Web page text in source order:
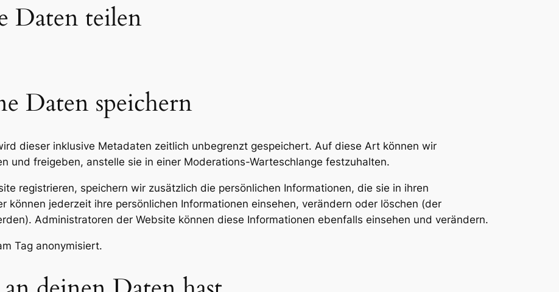
Daten teilen
Daten speichern
dieser inklusive Metadaten zeitlich unbegrenzt gespeichert. Auf diese Art können wir
und freigeben, anstelle sie in einer Moderations-Warteschlange festzuhalten.
registrieren, speichern wir zusätzlich die persönlichen Informationen, die sie in ihren
können jederzeit ihre persönlichen Informationen einsehen, verändern oder löschen (der
Administratoren der Website können diese Informationen ebenfalls einsehen und verändern.
Tag anonymisiert.